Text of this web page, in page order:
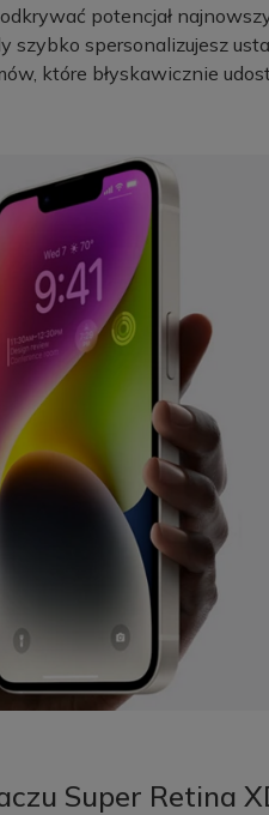
potencjał
szybko spersonalizujesz
które błyskawicznie
Super Retina